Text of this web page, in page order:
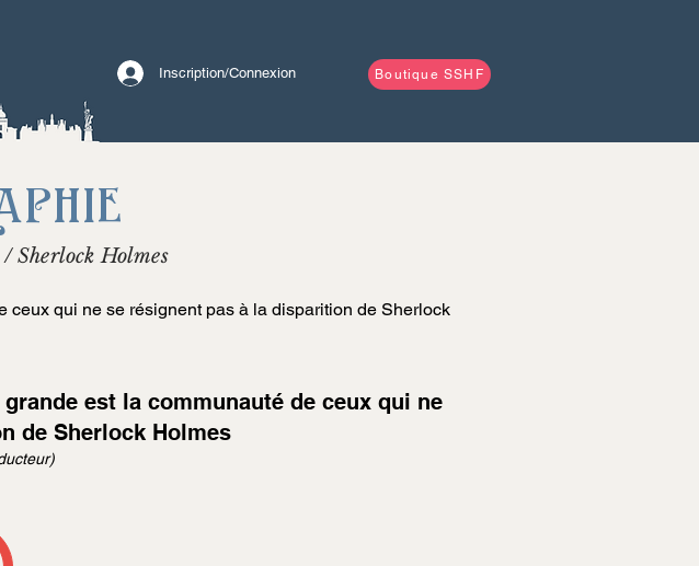
Boutique SSHF
Inscription/Connexion
Sherlock Holmes
ceux qui ne se résignent pas à la disparition de Sherlock
est la communauté de ceux qui ne
de Sherlock Holmes